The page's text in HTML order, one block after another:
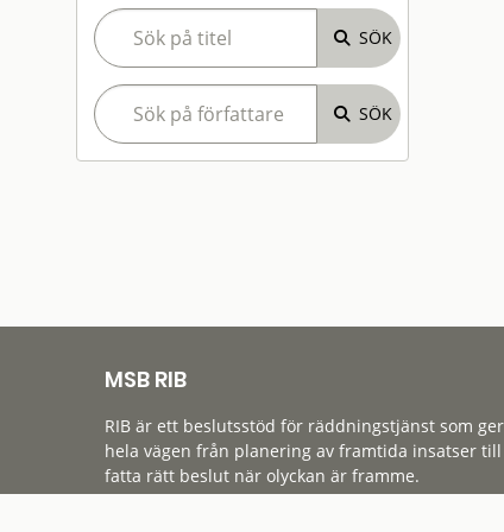
MSB RIB
RIB är ett beslutsstöd för räddningstjänst som
hela vägen från planering av framtida insatser
fatta rätt beslut när olyckan är framme.